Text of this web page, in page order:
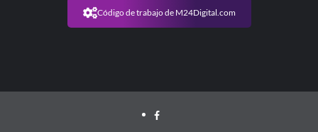
Código de trabajo de M24Digital.com